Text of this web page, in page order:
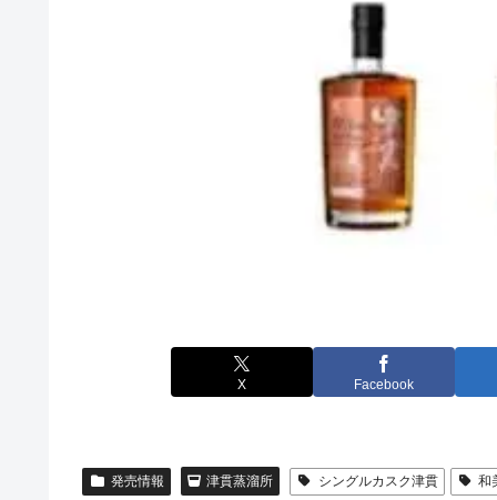
X Facebook
発売情報 津貫蒸溜所 シングルカスク津貫 和